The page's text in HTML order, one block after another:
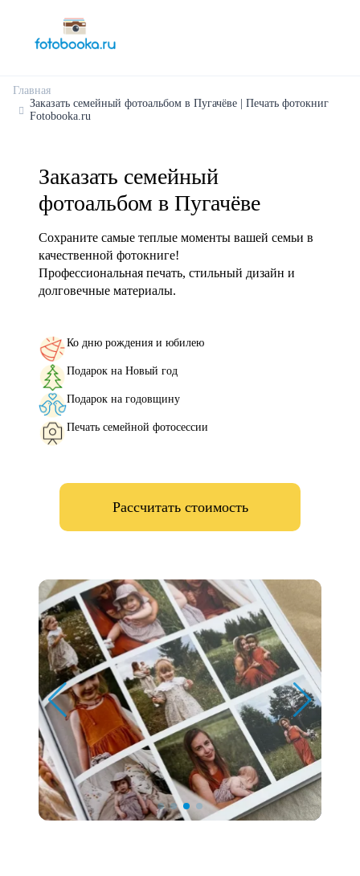
Главная
Заказать семейный фотоальбом в Пугачёве | Печать фотокниг
Fotobooka.ru
Заказать семейный
фотоальбом в Пугачёве
Сохраните самые теплые моменты вашей семьи в
качественной фотокниге!
Профессиональная печать, стильный дизайн и
долговечные материалы.
Ко дню рождения и юбилею
Подарок на Новый год
Подарок на годовщину
Печать семейной фотосессии
Рассчитать стоимость